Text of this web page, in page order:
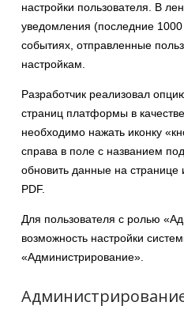
настройки пользователя. В
уведомления (последние
событиях, отправленные
настройкам.
Разработчик реализовал
страниц платформы в
необходимо нажать иконку
справа в поле с названием
обновить данные на странице
PDF.
Для пользователя с ролью
возможность настройки
«Администрирование».